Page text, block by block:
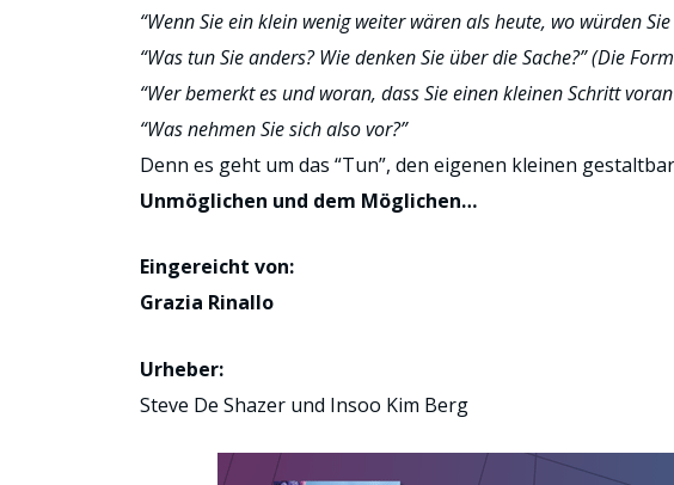
“Wenn Sie ein klein wenig weiter wären als heute, wo würden
“Was tun Sie anders? Wie denken Sie über die Sache?” (Die
“Wer bemerkt es und woran, dass Sie einen kleinen Schritt
“Was nehmen Sie sich also vor?”
Denn es geht um das “Tun”, den eigenen kleinen
Unmöglichen und dem Möglichen…
Eingereicht von:
Grazia Rinallo
Urheber:
Steve De Shazer und Insoo Kim Berg